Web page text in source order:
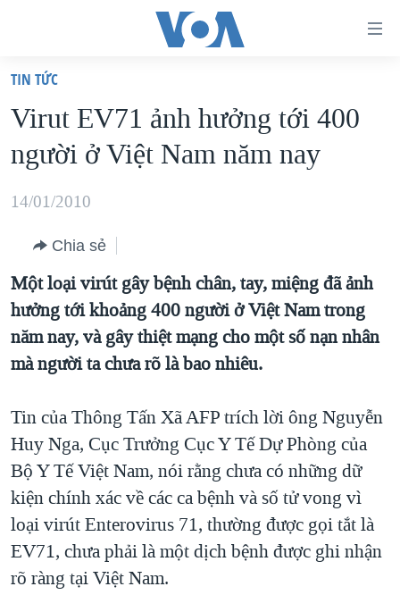
truy
cập
Tới
dung
chính
điều
hướng
chính
Đi
"Tìm"
VIỆT NAM
HOA KỲ
BIỂN ĐÔNG
BLOG
DIỄN ĐÀN
MỤC
TỰ DO BÁO CHÍ
NGƯỜI VIỆT HẢI NGOẠI
ĐỜI SỐNG
KHOA HỌC
SỨC KHOẺ
VĂN HOÁ
CHUYÊN ĐỀ
HÀNH TRÌNH BẦU CỬ 2024
MỘT NĂM CHIẾN TRANH TẠI DẢI GAZA
GIẢI MÃ VÀNH ĐAI & CON ĐƯỜNG
NGÀY TỊ NẠN THẾ GIỚI
TRỊNH VĨNH BÌNH - NGƯỜI HẠ 'BÊN THẮNG CUỘC'
VIDEO
NGHE
MẠNG XÃ HỘI
Ngôn ngữ khác
TIN TỨC
Virut EV71 ảnh hưởng tới 400
người ở Việt Nam năm nay
14/01/2010
Chia sẻ
Một loại virút gây bệnh chân, tay, miệng đã ảnh
hưởng tới khoảng 400 người ở Việt Nam trong
năm nay, và gây thiệt mạng cho một số nạn nhân
mà người ta chưa rõ là bao nhiêu.
Tin của Thông Tấn Xã AFP trích lời ông Nguyễn
Huy Nga, Cục Trưởng Cục Y Tế Dự Phòng của
Bộ Y Tế Việt Nam, nói rằng chưa có những dữ
kiện chính xác về các ca bệnh và số tử vong vì
loại virút Enterovirus 71, thường được gọi tắt là
EV71, chưa phải là một dịch bệnh được ghi nhận
rõ ràng tại Việt Nam.